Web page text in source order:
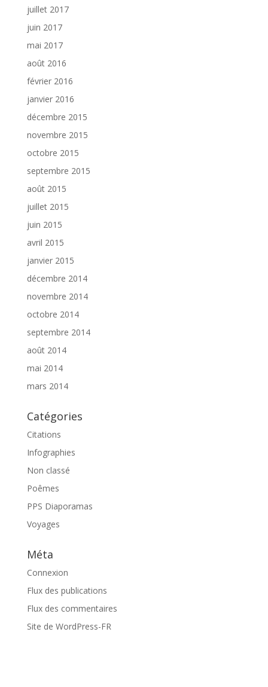
juillet 2017
juin 2017
mai 2017
août 2016
février 2016
janvier 2016
décembre 2015
novembre 2015
octobre 2015
septembre 2015
août 2015
juillet 2015
juin 2015
avril 2015
janvier 2015
décembre 2014
novembre 2014
octobre 2014
septembre 2014
août 2014
mai 2014
mars 2014
Catégories
Citations
Infographies
Non classé
Poêmes
PPS Diaporamas
Voyages
Méta
Connexion
Flux des publications
Flux des commentaires
Site de WordPress-FR